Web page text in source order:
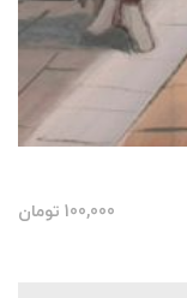
100,000 تومان